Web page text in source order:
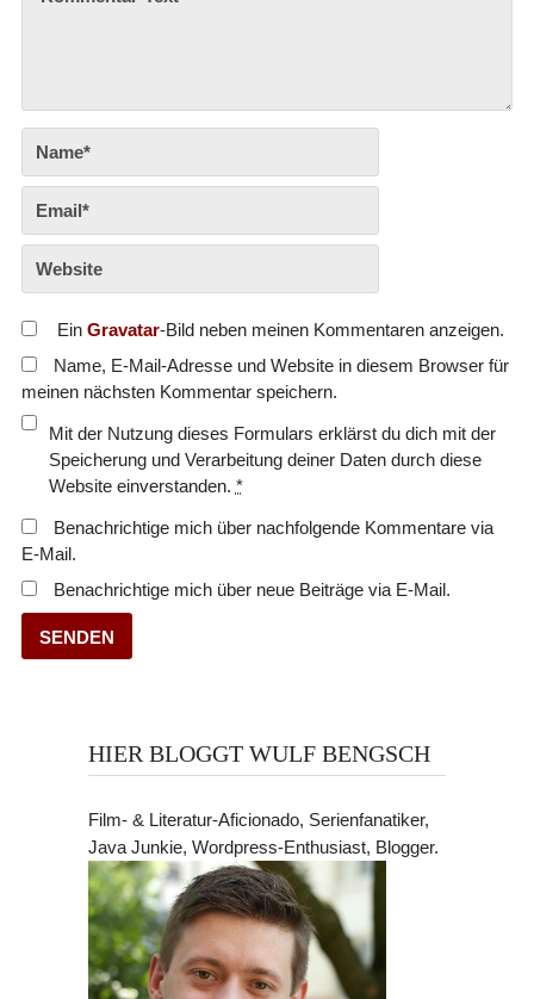
Ein Gravatar-Bild neben meinen Kommentaren anzeigen.
Name, E-Mail-Adresse und Website in diesem Browser für
meinen nächsten Kommentar speichern.
Mit der Nutzung dieses Formulars erklärst du dich mit der
Speicherung und Verarbeitung deiner Daten durch diese
Website einverstanden. *
Benachrichtige mich über nachfolgende Kommentare via
E-Mail.
Benachrichtige mich über neue Beiträge via E-Mail.
HIER BLOGGT WULF BENGSCH
Film- & Literatur-Aficionado, Serienfanatiker,
Java Junkie, Wordpress-Enthusiast, Blogger.